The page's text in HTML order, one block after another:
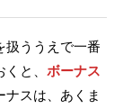
扱ううえで一番
と、 ボーナス
ナスは、あくま